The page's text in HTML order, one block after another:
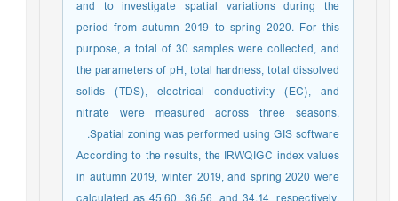
and to investigate spatial variations during the
period from autumn 2019 to spring 2020. For this
purpose, a total of 30 samples were collected, and
the parameters of pH, total hardness, total dissolved
solids (TDS), electrical conductivity (EC), and
nitrate were measured across three seasons.
Spatial zoning was performed using GIS software.
According to the results, the IRWQIGC index values
in autumn 2019, winter 2019, and spring 2020 were